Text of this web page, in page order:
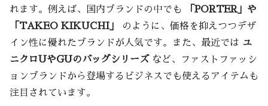
れます。例えば、国内ブランドの中でも
「PORTER」や
「TAKEO KIKUCHI」
のように、価格を抑えつつデザ
イン性に優れたブランドが人気です。また、最近では ユ
ニクロUやGUのバッグシリーズ など、ファストファッシ
ョンブランドから登場するビジネスでも使えるアイテムも
注目されています。